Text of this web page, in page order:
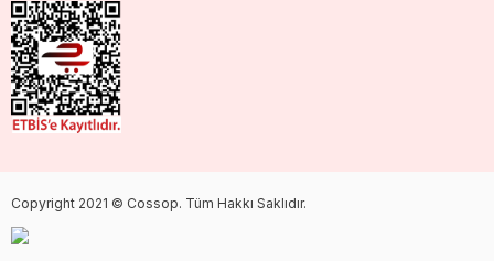
Copyright 2021 © Cossop. Tüm Hakkı Saklıdır.